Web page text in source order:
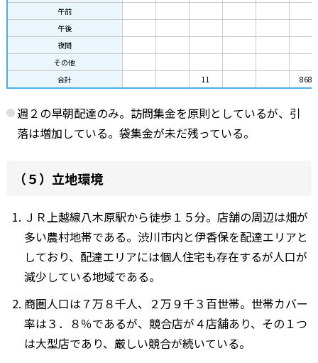
午前
午後
夜間
その他
合計
11 868
週２の早朝配達のみ。訪問集金を原則としているが、引
落は増加している。袋集金が未だ残っている。
（５）立地環境
ＪＲ上越線八木原駅から徒歩１５分。店舗の周辺は畑が
多い農村地帯である。渋川市内と伊香保を配達エリアと
しており、配達エリアには個人住宅も存在するが人口が
減少している地域である。
商圏人口は７万８千人、２万９千３百世帯。世帯カバー
率は３．８％であるが、競合店が４店舗あり、その１つ
は大型店であり、厳しい競合が続いている。